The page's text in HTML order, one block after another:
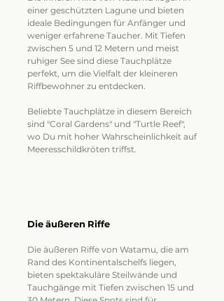
einer geschützten Lagune und bieten
ideale Bedingungen für Anfänger und
weniger erfahrene Taucher. Mit Tiefen
zwischen 5 und 12 Metern und meist
ruhiger See sind diese Tauchplätze
perfekt, um die Vielfalt der kleineren
Riffbewohner zu entdecken.
Beliebte Tauchplätze in diesem Bereich
sind "Coral Gardens" und "Turtle Reef",
wo Du mit hoher Wahrscheinlichkeit auf
Meeresschildkröten triffst.
Die äußeren Riffe
Die äußeren Riffe von Watamu, die am
Rand des Kontinentalschelfs liegen,
bieten spektakuläre Steilwände und
Tauchgänge mit Tiefen zwischen 15 und